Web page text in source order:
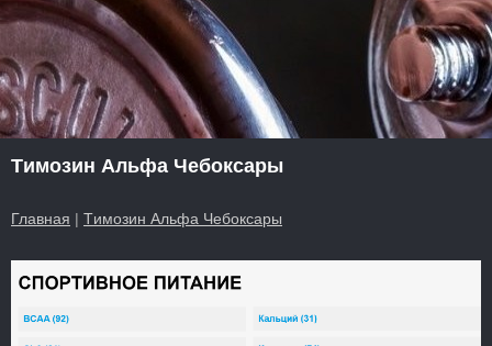
Tимозин Альфа Чебоксары
Главная | Tимозин Альфа Чебоксары